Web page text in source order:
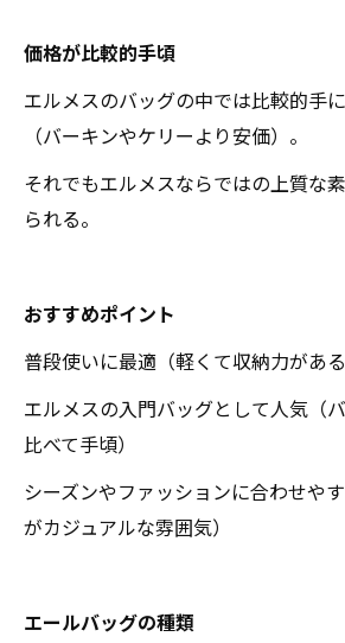
価格が比較的手頃
エルメスのバッグの中では比較的手
（バーキンやケリーより安価）。
それでもエルメスならではの上質な
られる。
おすすめポイント
普段使いに最適（軽くて収納力がある
エルメスの入門バッグとして人気（
比べて手頃）
シーズンやファッションに合わせや
がカジュアルな雰囲気）
エールバッグの種類